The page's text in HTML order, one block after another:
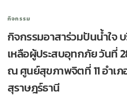
กิจกรรม
กิจกรรมอาสาร่วมปันน้ำใจ
เหลือผู้ประสบอุทกภัย วันที่
ณ ศูนย์สุขภาพจิตที่ 11 อำเ
สุราษฎร์ธานี